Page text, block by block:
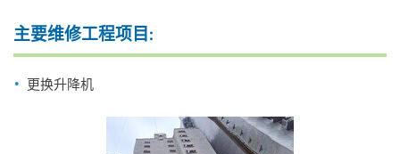
主要维修工程项目:
更换升降机